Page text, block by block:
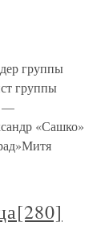
группы
группы
—
«Сашко»